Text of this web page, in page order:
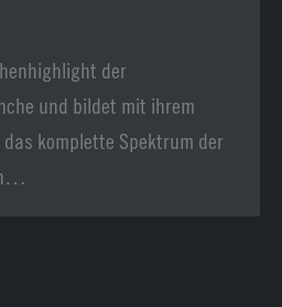
der
und bildet mit ihrem
komplette Spektrum der